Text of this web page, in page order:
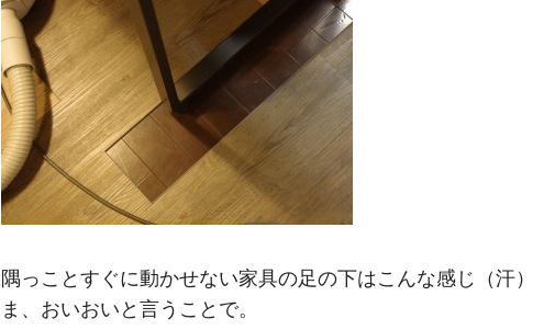
隅っことすぐに動かせない家具の足の下はこんな感じ（汗）
ま、おいおいと言うことで。